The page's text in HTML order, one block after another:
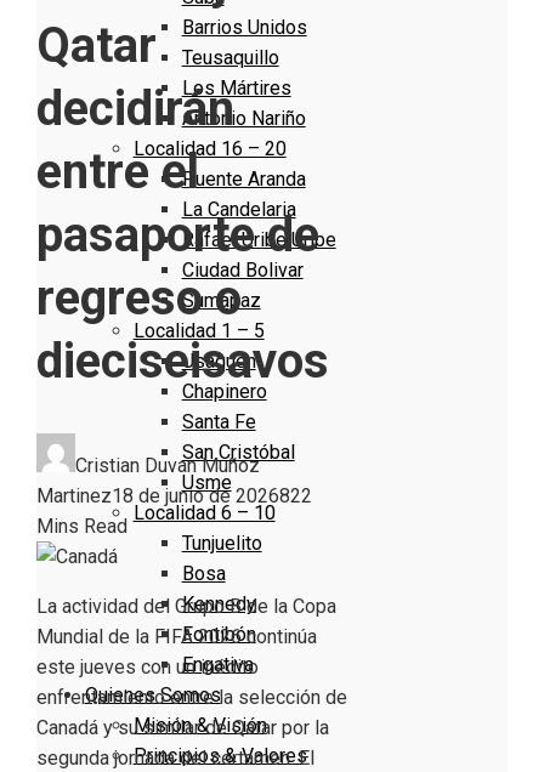
Barrios Unidos
Teusaquillo
Los Mártires
Antonio Nariño
Localidad 16 – 20
Puente Aranda
La Candelaria
Rafael Uribe Uribe
Ciudad Bolivar
Sumapaz
Localidad 1 – 5
Usaquen
Chapinero
Santa Fe
San Cristóbal
Usme
Localidad 6 – 10
Tunjuelito
Bosa
Kennedy
Fontibón
Engativa
Quienes Somos
Misión & Visión
Principios & Valores
Qatar
decidirán
entre el
pasaporte de
regreso o
dieciseisavos
Cristian Duvan Muñoz
Martinez18 de junio de 2026822
Mins Read
La actividad del Grupo B de la Copa
Mundial de la FIFA 2026 continúa
este jueves con un inédito
enfrentamiento entre la selección de
Canadá y su similar de Qatar por la
segunda jornada del certamen. El